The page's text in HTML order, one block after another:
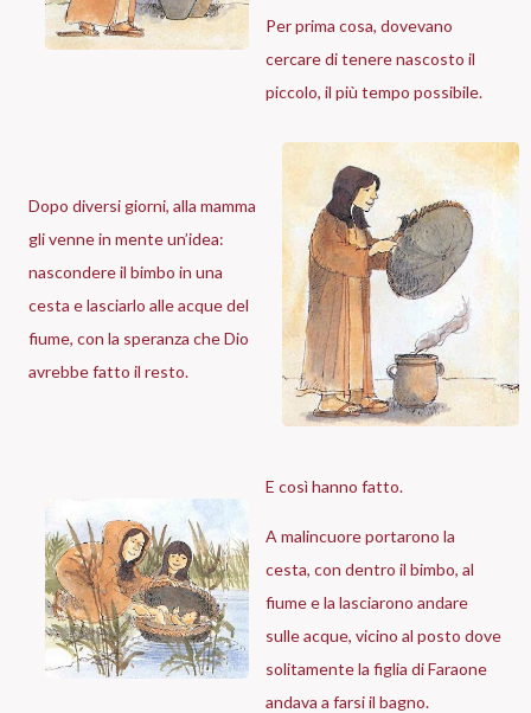
Per prima cosa, dovevano
cercare di tenere nascosto il
piccolo, il più tempo possibile.
Dopo diversi giorni, alla mamma
gli venne in mente un’idea:
nascondere il bimbo in una
cesta e lasciarlo alle acque del
fiume, con la speranza che Dio
avrebbe fatto il resto.
E così hanno fatto.
A malincuore portarono la
cesta, con dentro il bimbo, al
fiume e la lasciarono andare
sulle acque, vicino al posto dove
solitamente la figlia di Faraone
andava a farsi il bagno.